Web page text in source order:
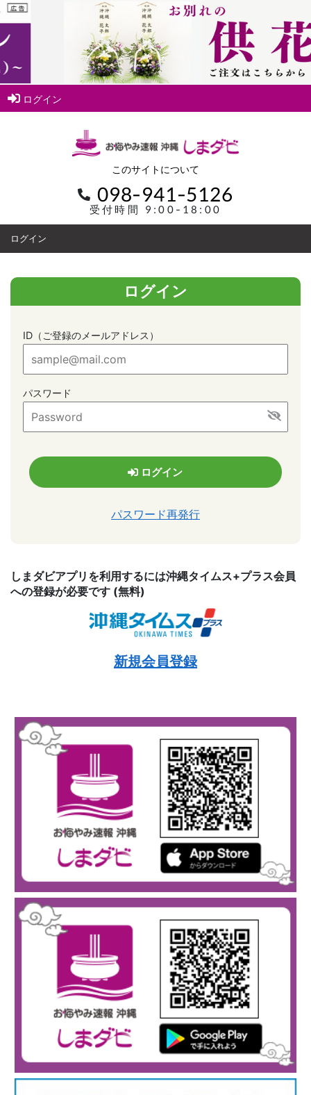
このサイトについて
098-941-5126
受付時間 9:00-18:00
ログイン
ログイン
ログイン
ID（ご登録のメールアドレス）
パスワード
パスワード再発行
しまダビアプリを利用するには沖縄タイムス+プラス会員
への登録が必要です (無料)
新規会員登録